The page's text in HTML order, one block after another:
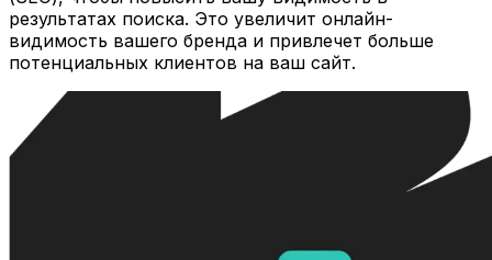
результатах поиска. Это увеличит онлайн-
видимость вашего бренда и привлечет больше
потенциальных клиентов на ваш сайт.